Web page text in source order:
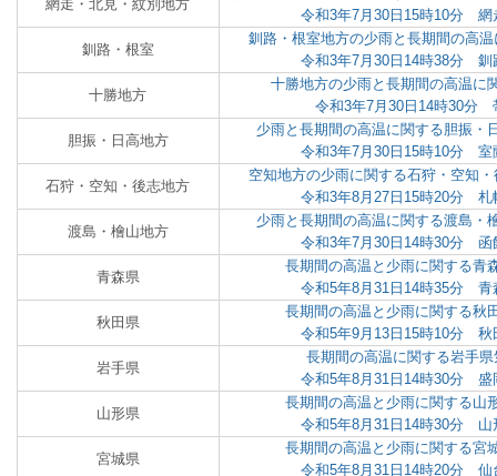
網走・北見・紋別地方
令和3年7月30日15時10分 網
釧路・根室
釧路・根室地方の少雨と長期間の高
令和3年7月30日14時38分 釧
十勝地方
十勝地方の少雨と長期間の高温
令和3年7月30日14時30分
胆振・日高地方
少雨と長期間の高温に関する胆振
令和3年7月30日15時10分 室
石狩・空知・後志地方
空知地方の少雨に関する石狩・空知
令和3年8月27日15時20分 札
渡島・檜山地方
少雨と長期間の高温に関する渡島
令和3年7月30日14時30分 函
青森県
長期間の高温と少雨に関する
令和5年8月31日14時35分 青
秋田県
長期間の高温と少雨に関する
令和5年9月13日15時10分 秋
岩手県
長期間の高温に関する岩手
令和5年8月31日14時30分 盛
山形県
長期間の高温と少雨に関する
令和5年8月31日14時30分 山
宮城県
長期間の高温と少雨に関する
令和5年8月31日14時20分 仙